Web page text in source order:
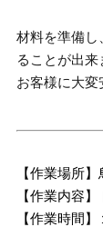
材料を準備し
ることが出来
お客様に大変
【作業場所
【作業内容
【作業時間